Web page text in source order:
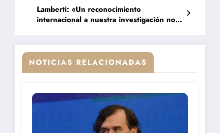
Lamberti: «Un reconocimiento
internacional a nuestra investigación nos
NOTICIAS RELACIONADAS